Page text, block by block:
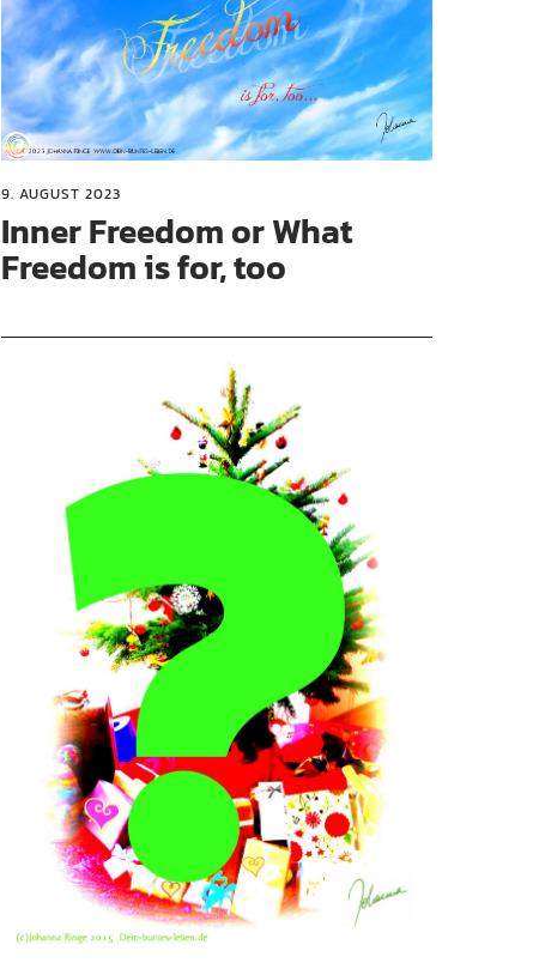
9. AUGUST 2023
Inner Freedom or What
Freedom is for, too